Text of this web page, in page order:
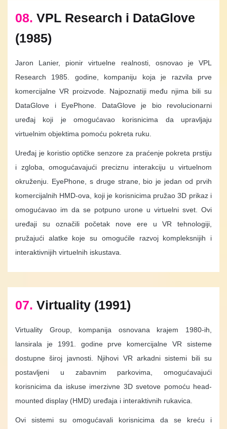
08. VPL Research i DataGlove
(1985)
Jaron Lanier, pionir virtuelne realnosti, osnovao je VPL
Research 1985. godine, kompaniju koja je razvila prve
komercijalne VR proizvode. Najpoznatiji među njima bili su
DataGlove i EyePhone. DataGlove je bio revolucionarni
uređaj koji je omogućavao korisnicima da upravljaju
virtuelnim objektima pomoću pokreta ruku.
Uređaj je koristio optičke senzore za praćenje pokreta prstiju
i zgloba, omogućavajući preciznu interakciju u virtuelnom
okruženju. EyePhone, s druge strane, bio je jedan od prvih
komercijalnih HMD-ova, koji je korisnicima pružao 3D prikaz i
omogućavao im da se potpuno urone u virtuelni svet. Ovi
uređaji su označili početak nove ere u VR tehnologiji,
pružajući alatke koje su omogućile razvoj kompleksnijih i
interaktivnijih virtuelnih iskustava.
07. Virtuality (1991)
Virtuality Group, kompanija osnovana krajem 1980-ih,
lansirala je 1991. godine prve komercijalne VR sisteme
dostupne široj javnosti. Njihovi VR arkadni sistemi bili su
postavljeni u zabavnim parkovima, omogućavajući
korisnicima da iskuse imerzivne 3D svetove pomoću head-
mounted display (HMD) uređaja i interaktivnih rukavica.
Ovi sistemi su omogućavali korisnicima da se kreću i